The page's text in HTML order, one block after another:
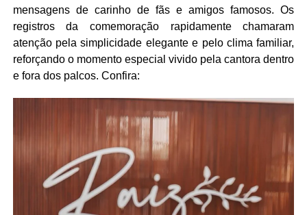
mensagens de carinho de fãs e amigos famosos. Os
registros da comemoração rapidamente chamaram
atenção pela simplicidade elegante e pelo clima familiar,
reforçando o momento especial vivido pela cantora dentro
e fora dos palcos. Confira: